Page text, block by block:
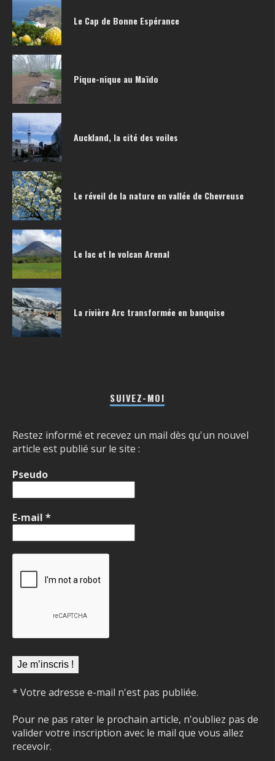
Le Cap de Bonne Espérance
Pique-nique au Maïdo
Auckland, la cité des voiles
Le réveil de la nature en vallée de Chevreuse
Le lac et le volcan Arenal
La rivière Arc transformée en banquise
SUIVEZ-MOI
Restez informé et recevez un mail dès qu'un nouvel
article est publié sur le site :
Pseudo
E-mail *
* Votre adresse e-mail n'est pas publiée.
Pour ne pas rater le prochain article, n'oubliez pas de
valider votre inscription avec le mail que vous allez
recevoir.